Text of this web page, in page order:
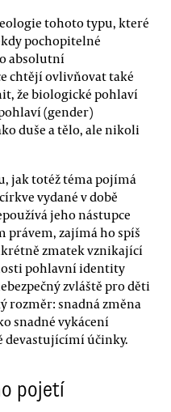
tohoto typu, které
pochopitelné
absolutní
chtějí ovlivňovat také
že biologické pohlaví
(gender)
duše a tělo, ale nikoli
jak totéž téma pojímá
vydané v době
jeho nástupce
zajímá ho spíš
zmatek vznikající
pohlavní identity
zvláště pro děti
rozměr: snadná změna
snadné vykácení
devastujícímí účinky.
pojetí